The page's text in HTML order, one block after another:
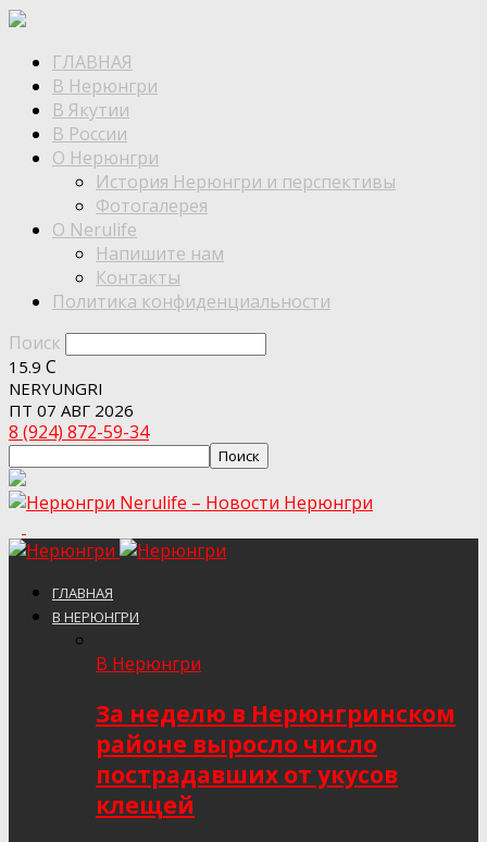
ГЛАВНАЯ
В Нерюнгри
В Якутии
В России
О Нерюнгри
История Нерюнгри и перспективы
Фотогалерея
О Nerulife
Напишите нам
Контакты
Политика конфиденциальности
Поиск
15.9 C
NERYUNGRI
ПТ 07 АВГ 2026
8 (924) 872-59-34
Nerulife – Новости Нерюнгри
ГЛАВНАЯ
В НЕРЮНГРИ
В Нерюнгри
За неделю в Нерюнгринском
районе выросло число
пострадавших от укусов
клещей